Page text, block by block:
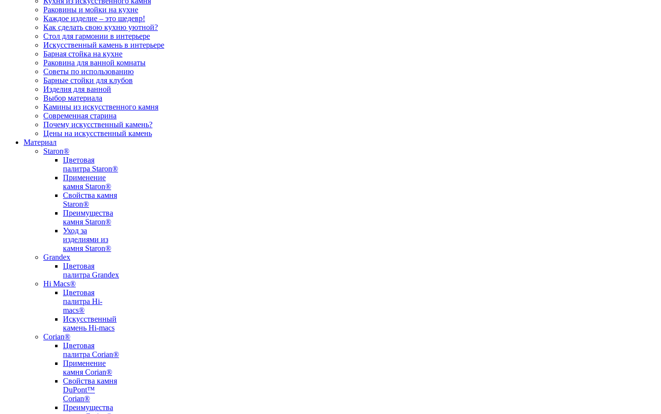
Раковины и мойки на кухне
Каждое изделие – это шедевр!
Как сделать свою кухню уютной?
Стол для гармонии в интерьере
Искусственный камень в интерьере
Барная стойка на кухне
Раковина для ванной комнаты
Советы по использованию
Барные стойки для клубов
Изделия для ванной
Выбор материала
Камины из искусственного камня
Современная старина
Почему искусственный камень?
Цены на искусственный камень
Материал
Staron®
Цветовая
палитра Staron®
Применение
камня Staron®
Свойства камня
Staron®
Преимущества
камня Staron®
Уход за
изделиями из
камня Staron®
Grandex
Цветовая
палитра Grandex
Hi Macs®
Цветовая
палитра Hi-
macs®
Искусственный
камень Hi-macs
Corian®
Цветовая
палитра Corian®
Применение
камня Corian®
Свойства камня
DuPont™
Corian®
Преимущества